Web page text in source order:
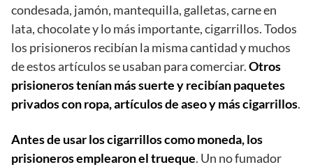
condesada, jamón, mantequilla, galletas, carne en
lata, chocolate y lo más importante, cigarrillos. Todos
los prisioneros recibían la misma cantidad y muchos
de estos artículos se usaban para comerciar.Otros
prisioneros tenían más suerte y recibían paquetes
privados con ropa, artículos de aseo y más cigarrillos.
Antes de usar los cigarrillos como moneda,los
prisioneros emplearon el trueque. Un no fumador